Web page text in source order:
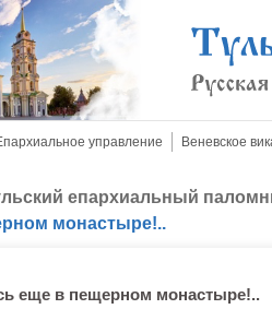
управление Веневское
епархиальный
монастыре!..
еще в пещерном монастыре!..